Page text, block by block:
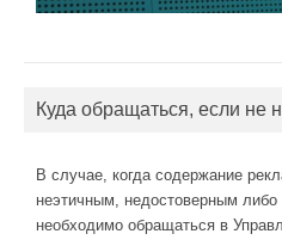
Куда обращаться, если не
В случае, когда содержание
неэтичным, недостоверным
необходимо обращаться в